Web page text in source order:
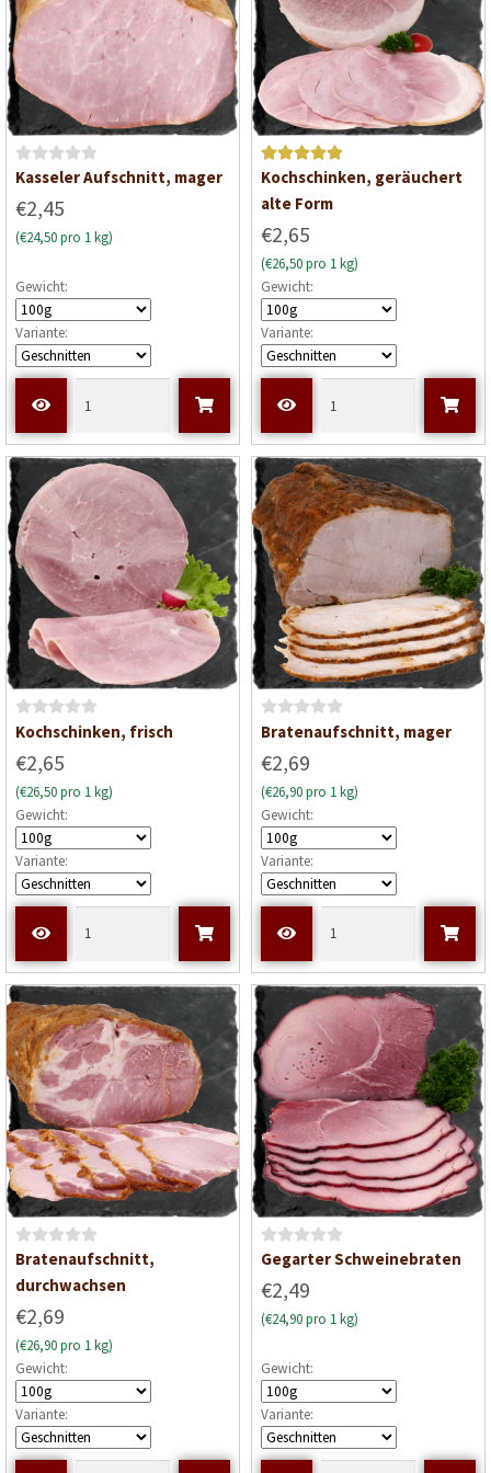
B
w
e
t
e
t
m
i
v
o
n
5
Kasseler Aufschnitt, mager
€2,45
(€24,50 pro 1 kg)
Gewicht:
Variante:
Bewertet mit
von 5
Kochschinken, geräuchert
alte Form
€2,65
(€26,50 pro 1 kg)
Gewicht:
Variante:
B
w
e
r
e
t
0
v
o
n
5
Kochschinken, frisch
€2,65
(€26,50 pro 1 kg)
Gewicht:
Variante:
B
w
e
r
e
t
0
v
n
5
Bratenaufschnitt, mager
€2,69
(€26,90 pro 1 kg)
Gewicht:
Variante:
B
e
e
r
t
e
t
m
i
Bratenaufschnitt,
durchwachsen
€2,69
(€26,90 pro 1 kg)
Gewicht:
Variante:
B
w
e
t
e
t
m
i
Gegarter Schweinebraten
€2,49
(€24,90 pro 1 kg)
Gewicht:
Variante: